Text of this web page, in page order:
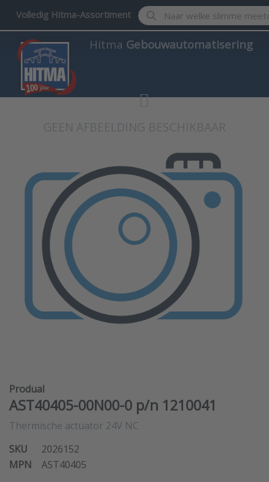
Volledig Hitma-Assortiment Enter a search term.
Hitma Gebouwautomatisering
Produal
AST40405-00N00-0 p/n 1210041
Thermische actuator 24V NC
SKU
2026152
MPN
AST40405